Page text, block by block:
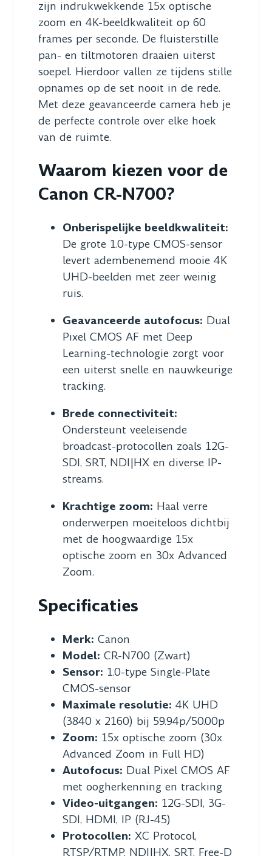
zijn indrukwekkende 15x optische
zoom en 4K-beeldkwaliteit op 60
frames per seconde. De fluisterstille
pan- en tiltmotoren draaien uiterst
soepel. Hierdoor vallen ze tijdens stille
opnames op de set nooit in de rede.
Met deze geavanceerde camera heb je
de perfecte controle over elke hoek
van de ruimte.
Waarom kiezen voor de
Canon CR-N700?
Onberispelijke beeldkwaliteit:
De grote 1.0-type CMOS-sensor
levert adembenemend mooie 4K
UHD-beelden met zeer weinig
ruis.
Geavanceerde autofocus: Dual
Pixel CMOS AF met Deep
Learning-technologie zorgt voor
een uiterst snelle en nauwkeurige
tracking.
Brede connectiviteit:
Ondersteunt veeleisende
broadcast-protocollen zoals 12G-
SDI, SRT, NDI|HX en diverse IP-
streams.
Krachtige zoom: Haal verre
onderwerpen moeiteloos dichtbij
met de hoogwaardige 15x
optische zoom en 30x Advanced
Zoom.
Specificaties
Merk: Canon
Model: CR-N700 (Zwart)
Sensor: 1.0-type Single-Plate
CMOS-sensor
Maximale resolutie: 4K UHD
(3840 x 2160) bij 59.94p/50.00p
Zoom: 15x optische zoom (30x
Advanced Zoom in Full HD)
Autofocus: Dual Pixel CMOS AF
met oogherkenning en tracking
Video-uitgangen: 12G-SDI, 3G-
SDI, HDMI, IP (RJ-45)
Protocollen: XC Protocol,
RTSP/RTMP, NDI|HX, SRT, Free-D